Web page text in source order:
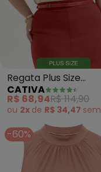
Regata Plus Size
Canelada (Bege)
CATIVA
R$ 68,94R$ 114,90
ou 2x de R$ 34,47 sem
-60%